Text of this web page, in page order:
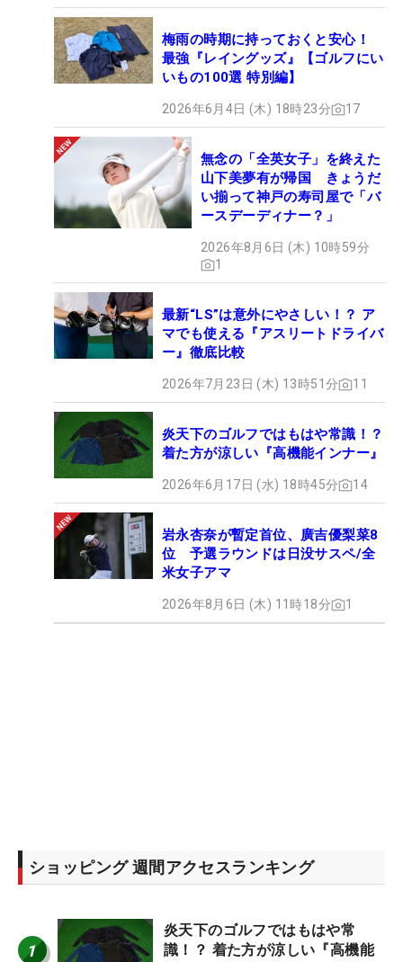
梅雨の時期に持っておくと安心！
最強『レイングッズ』【ゴルフにい
いもの100選 特別編】
2026年6月4日 (木) 18時23分 17
無念の「全英女子」を終えた
山下美夢有が帰国 きょうだ
い揃って神戸の寿司屋で「バ
ースデーディナー？」
2026年8月6日 (木) 10時59分
1
最新“LS”は意外にやさしい！？ ア
マでも使える『アスリートドライバ
ー』徹底比較
2026年7月23日 (木) 13時51分 11
炎天下のゴルフではもはや常識！？
着た方が涼しい『高機能インナー』
2026年6月17日 (水) 18時45分 14
岩永杏奈が暫定首位、廣吉優梨菜8
位 予選ラウンドは日没サスペ/全
米女子アマ
2026年8月6日 (木) 11時18分 1
ショッピング 週間アクセスランキング
1
炎天下のゴルフではもはや常
識！？ 着た方が涼しい『高機能